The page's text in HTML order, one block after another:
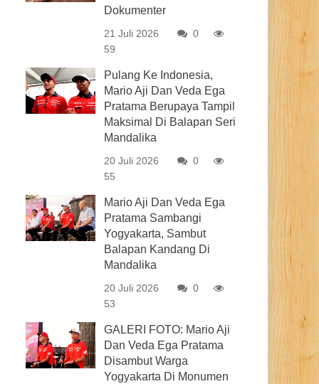
Dokumenter
21 Juli 2026
0
59
Pulang Ke Indonesia,
Mario Aji Dan Veda Ega
Pratama Berupaya Tampil
Maksimal Di Balapan Seri
Mandalika
20 Juli 2026
0
55
Mario Aji Dan Veda Ega
Pratama Sambangi
Yogyakarta, Sambut
Balapan Kandang Di
Mandalika
20 Juli 2026
0
53
GALERI FOTO: Mario Aji
Dan Veda Ega Pratama
Disambut Warga
Yogyakarta Di Monumen